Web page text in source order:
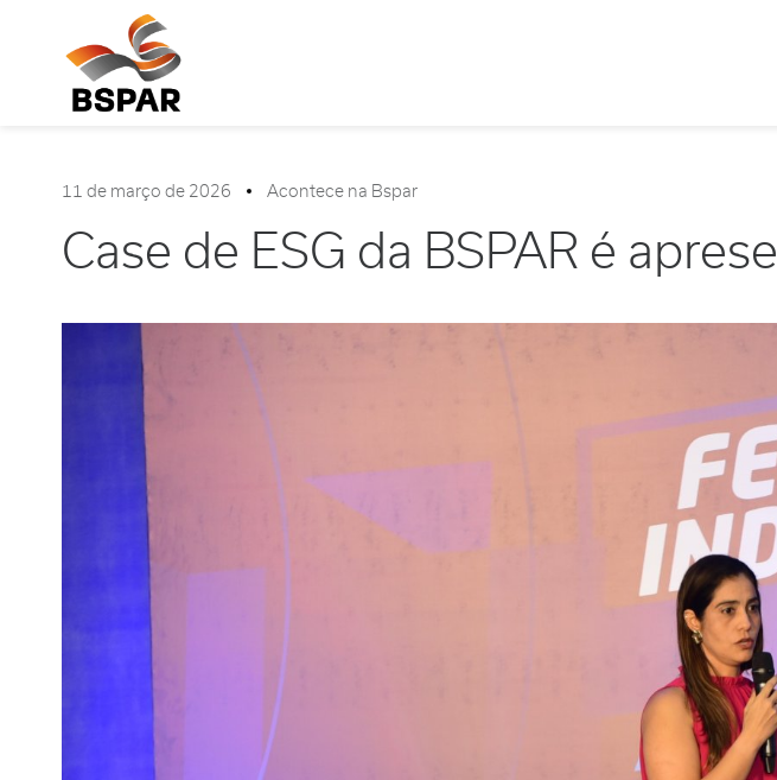
11 de março de 2026 Acontece na Bspar
Case de ESG da BSPAR é